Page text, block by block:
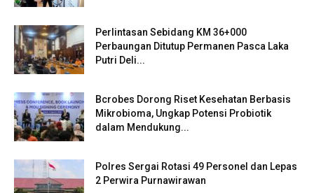
Perlintasan Sebidang KM 36+000
Perbaungan Ditutup Permanen Pasca Laka
Putri Deli...
Bcrobes Dorong Riset Kesehatan Berbasis
Mikrobioma, Ungkap Potensi Probiotik
dalam Mendukung...
Polres Sergai Rotasi 49 Personel dan Lepas
2 Perwira Purnawirawan